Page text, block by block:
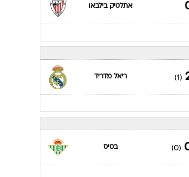
אתלטיק בילבאו
(1) ריאל מדריד
(0) בטיס